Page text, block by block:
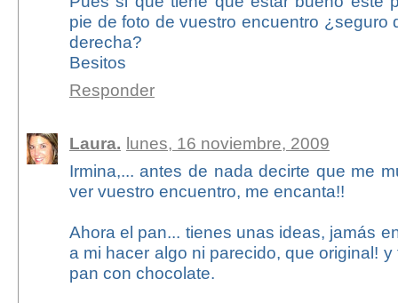
pie de foto de vuestro encuentro ¿seguro
derecha?
Besitos
Responder
Laura. lunes, 16 noviembre, 2009
Irmina,... antes de nada decirte que me
ver vuestro encuentro, me encanta!!
Ahora el pan... tienes unas ideas, jamás
a mi hacer algo ni parecido, que original!
pan con chocolate.